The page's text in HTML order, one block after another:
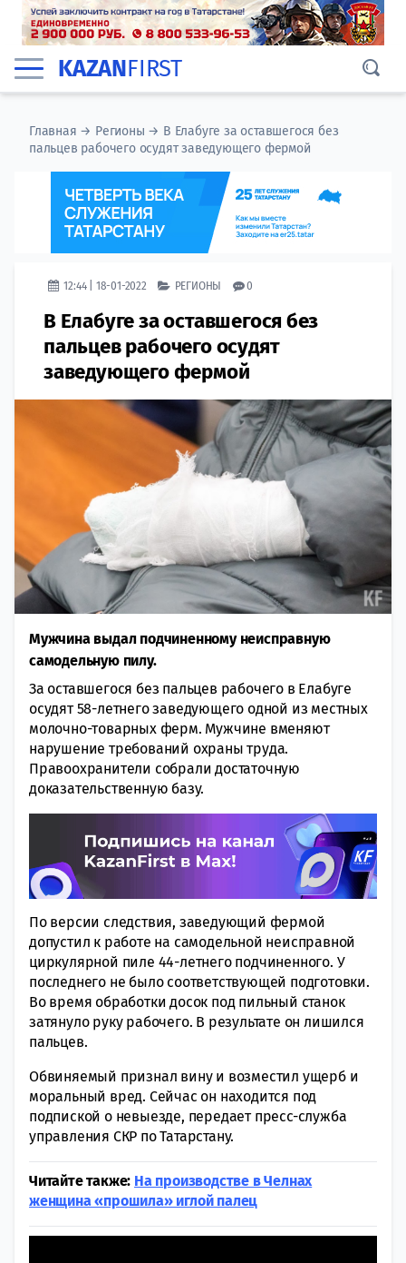
KAZANFIRST
Главная → Регионы → В Елабуге за оставшегося без
пальцев рабочего осудят заведующего фермой
12:44 | 18-01-2022 РЕГИОНЫ 0
В Елабуге за оставшегося без
пальцев рабочего осудят
заведующего фермой
Мужчина выдал подчиненному неисправную
самодельную пилу.
За оставшегося без пальцев рабочего в Елабуге
осудят 58-летнего заведующего одной из местных
молочно-товарных ферм. Мужчине вменяют
нарушение требований охраны труда.
Правоохранители собрали достаточную
доказательственную базу.
По версии следствия, заведующий фермой
допустил к работе на самодельной неисправной
циркулярной пиле 44-летнего подчиненного. У
последнего не было соответствующей подготовки.
Во время обработки досок под пильный станок
затянуло руку рабочего. В результате он лишился
пальцев.
Обвиняемый признал вину и возместил ущерб и
моральный вред. Сейчас он находится под
подпиской о невыезде, передает пресс-служба
управления СКР по Татарстану.
Читайте также: На производстве в Челнах
женщина «прошила» иглой палец